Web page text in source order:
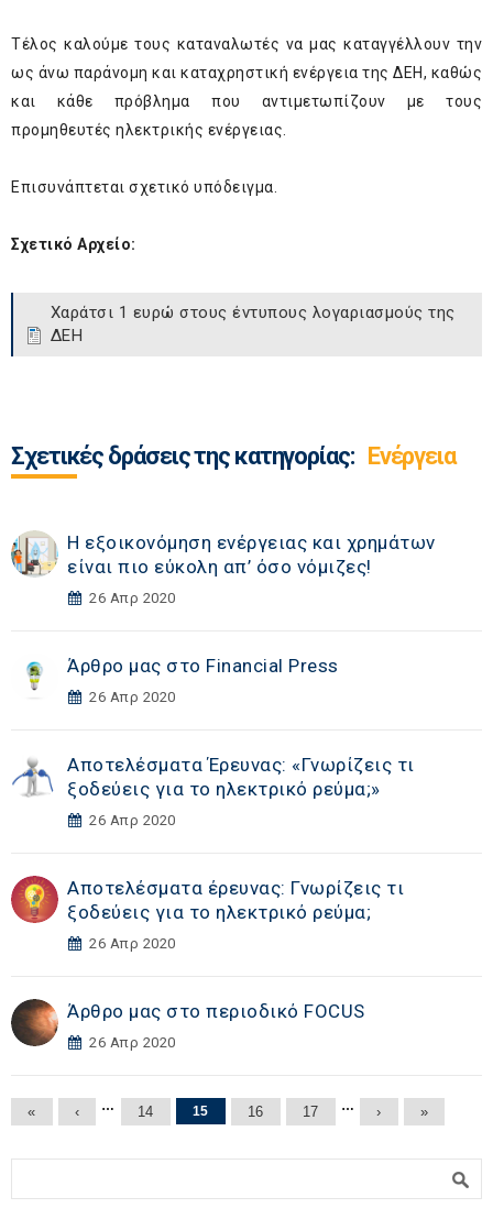
Τέλος καλούμε τους καταναλωτές να μας καταγγέλλουν την
ως άνω παράνομη και καταχρηστική ενέργεια της ΔΕΗ, καθώς
και κάθε πρόβλημα που αντιμετωπίζουν με τους
προμηθευτές ηλεκτρικής ενέργειας.
Επισυνάπτεται σχετικό υπόδειγμα.
Σχετικό Αρχείο:
Χαράτσι 1 ευρώ στους έντυπους λογαριασμούς της
ΔΕΗ
Σχετικές δράσεις της κατηγορίας: Ενέργεια
Η εξοικονόμηση ενέργειας και χρημάτων
είναι πιο εύκολη απ’ όσο νόμιζες!
26 Απρ 2020
Άρθρο μας στο Financial Press
26 Απρ 2020
Αποτελέσματα Έρευνας: «Γνωρίζεις τι
ξοδεύεις για το ηλεκτρικό ρεύμα;»
26 Απρ 2020
Αποτελέσματα έρευνας: Γνωρίζεις τι
ξοδεύεις για το ηλεκτρικό ρεύμα;
26 Απρ 2020
Άρθρο μας στο περιοδικό FOCUS
26 Απρ 2020
Σελίδες
« ‹ … 14 15 16 17 … › »